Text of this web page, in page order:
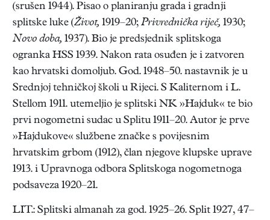
(srušen 1944). Pisao o planiranju grada i gradnji
splitske luke (Život, 1919–20; Privrednička riječ, 1930;
Novo doba, 1937). Bio je predsjednik splitskoga
ogranka HSS 1939. Nakon rata osuđen je i zatvoren
kao hrvatski domoljub. God. 1948–50. nastavnik je u
Srednjoj tehničkoj školi u Rijeci. S Kaliternom i L.
Stellom 1911. utemeljio je splitski NK »Hajduk« te bio
prvi nogometni sudac u Splitu 1911–20. Autor je prve
»Hajdukove« službene značke s povijesnim
hrvatskim grbom (1912), član njegove klupske uprave
1913. i Upravnoga odbora Splitskoga nogometnoga
podsaveza 1920–21.
LIT.: Splitski almanah za god. 1925–26. Split 1927, 47–